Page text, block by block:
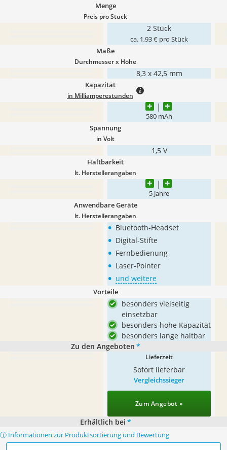
Menge
Preis pro Stück
2 Stück
ca. 1,93 € pro Stück
Maße
Durchmesser x Höhe
8,3 x 42,5 mm
Kapazität
in Milliamperestunden
580 mAh
Spannung
in Volt
1,5 V
Haltbarkeit
lt. Herstellerangaben
5 Jahre
Anwendbare Geräte
lt. Herstellerangaben
• Bluetooth-Headset
• Digital-Stifte
• Fernbedienung
• Laser-Pointer
• und weitere
Vorteile
besonders vielseitig
einsetzbar
besonders hohe Kapazität
besonders lange haltbar
Zu den Angeboten *
Lieferzeit
Sofort lieferbar
Vergleichssieger
Zum Angebot »
Erhältlich bei *
ⓘ Informationen zur Produktsortierung und Bewertung